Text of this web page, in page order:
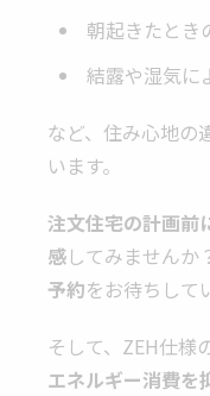
朝起きたとき
結露や湿気に
など、住み心地の
います。
注文住宅の計画前
感してみませんか
予約をお待ちして
そして、ZEH仕様
エネルギー消費を